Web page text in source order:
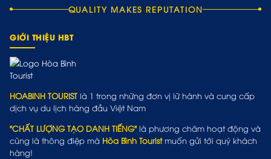
QUALITY MAKES REPUTATION
GIỚI THIỆU HBT
HOABINH TOURIST là 1 trong những đơn vị lữ hành và cung cấp
dịch vụ du lịch hàng đầu Việt Nam
"CHẤT LƯỢNG TẠO DANH TIẾNG" là phương châm hoạt động và
cũng là thông điệp mà Hòa Bình Touristmuốn gửi tới quý khách
hàng!